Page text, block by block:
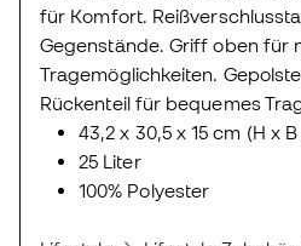
für Komfort.
Gegenstände. Griff oben für
Tragemöglichkeiten.
Rückenteil für bequemes
43,2 x 30,5 x 15 cm (H x B
25 Liter
100% Polyester